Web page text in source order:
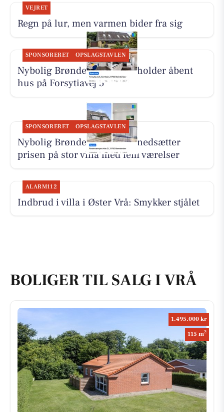
VEJRET
Regn på lur, men varmen bider fra sig
SPONSORERET OPSLAGSTAVLEN
Nybolig Brønderslev & Vrå holder åbent
hus på Forsytiavej 5
SPONSORERET OPSLAGSTAVLEN
Nybolig Brønderslev & Vrå nedsætter
prisen på stor villa med fem værelser
ALARM112
Indbrud i villa i Øster Vrå: Smykker stjålet
BOLIGER TIL SALG I VRÅ
1.495.000 kr
115 m2